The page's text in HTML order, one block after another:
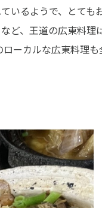
るようで、とて
ど、王道の広東料理
ーカルな広東料理